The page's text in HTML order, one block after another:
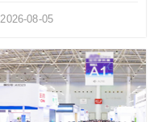
2026-08-05